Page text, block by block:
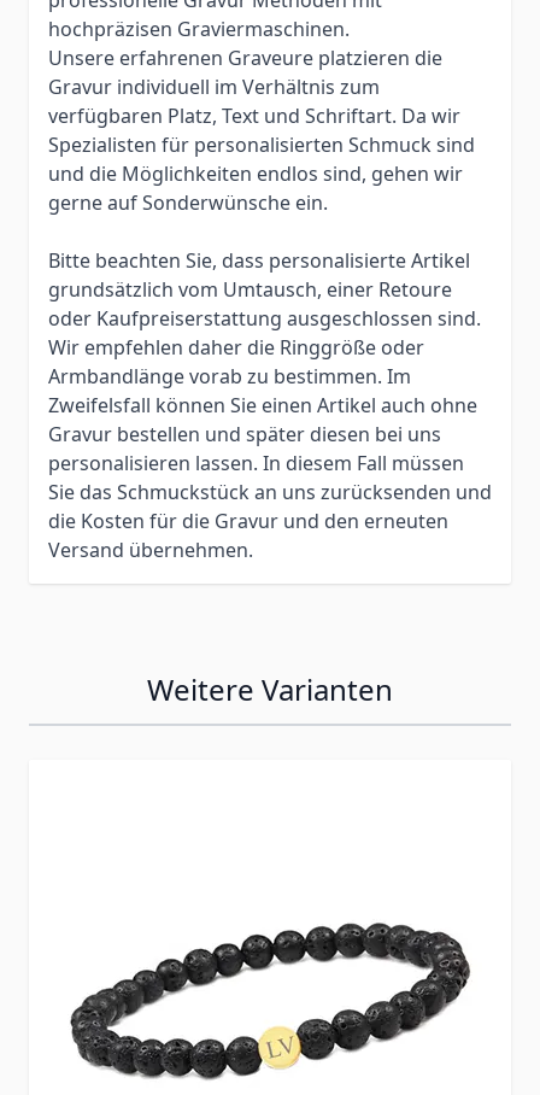
hochpräzisen Graviermaschinen.
Unsere erfahrenen Graveure platzieren die
Gravur individuell im Verhältnis zum
verfügbaren Platz, Text und Schriftart. Da wir
Spezialisten für personalisierten Schmuck sind
und die Möglichkeiten endlos sind, gehen wir
gerne auf Sonderwünsche ein.
Bitte beachten Sie, dass personalisierte Artikel
grundsätzlich vom Umtausch, einer Retoure
oder Kaufpreiserstattung ausgeschlossen sind.
Wir empfehlen daher die Ringgröße oder
Armbandlänge vorab zu bestimmen. Im
Zweifelsfall können Sie einen Artikel auch ohne
Gravur bestellen und später diesen bei uns
personalisieren lassen. In diesem Fall müssen
Sie das Schmuckstück an uns zurücksenden und
die Kosten für die Gravur und den erneuten
Versand übernehmen.
Weitere Varianten